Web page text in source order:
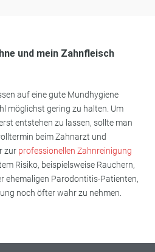
und mein Zahnfleisch
auf eine gute Mundhygiene
möglichst gering zu halten. Um
entstehen zu lassen, sollte man
beim Zahnarzt und
zur professionellen Zahnreinigung
Risiko, beispielsweise Rauchern,
ehemaligen Parodontitis-Patienten,
noch öfter wahr zu nehmen.